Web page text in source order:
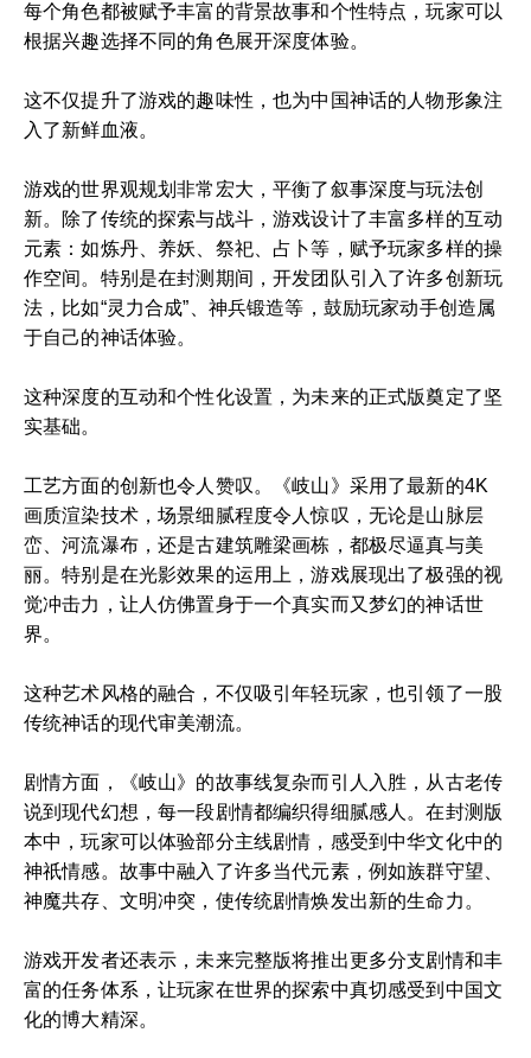
每个角色都被赋予丰富的背景故事和个性特点，玩家可以
根据兴趣选择不同的角色展开深度体验。
这不仅提升了游戏的趣味性，也为中国神话的人物形象注
入了新鲜血液。
游戏的世界观规划非常宏大，平衡了叙事深度与玩法创
新。除了传统的探索与战斗，游戏设计了丰富多样的互动
元素：如炼丹、养妖、祭祀、占卜等，赋予玩家多样的操
作空间。特别是在封测期间，开发团队引入了许多创新玩
法，比如“灵力合成”、神兵锻造等，鼓励玩家动手创造属
于自己的神话体验。
这种深度的互动和个性化设置，为未来的正式版奠定了坚
实基础。
工艺方面的创新也令人赞叹。《岐山》采用了最新的4K
画质渲染技术，场景细腻程度令人惊叹，无论是山脉层
峦、河流瀑布，还是古建筑雕梁画栋，都极尽逼真与美
丽。特别是在光影效果的运用上，游戏展现出了极强的视
觉冲击力，让人仿佛置身于一个真实而又梦幻的神话世
界。
这种艺术风格的融合，不仅吸引年轻玩家，也引领了一股
传统神话的现代审美潮流。
剧情方面，《岐山》的故事线复杂而引人入胜，从古老传
说到现代幻想，每一段剧情都编织得细腻感人。在封测版
本中，玩家可以体验部分主线剧情，感受到中华文化中的
神祇情感。故事中融入了许多当代元素，例如族群守望、
神魔共存、文明冲突，使传统剧情焕发出新的生命力。
游戏开发者还表示，未来完整版将推出更多分支剧情和丰
富的任务体系，让玩家在世界的探索中真切感受到中国文
化的博大精深。